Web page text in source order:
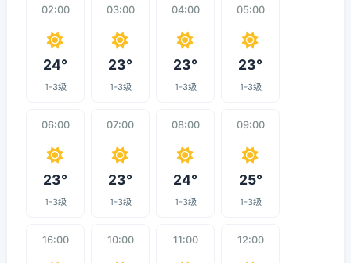
02:00
24°
1-3级
03:00
23°
1-3级
04:00
23°
1-3级
05:00
23°
1-3级
06:00
23°
1-3级
07:00
23°
1-3级
08:00
24°
1-3级
09:00
25°
1-3级
16:00 10:00 11:00 12:00